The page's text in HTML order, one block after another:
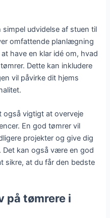
udvidelse af stuen til
omfattende planlægning
have en klar idé om, hvad
Dette kan inkludere
vil påvirke dit hjems
også vigtigt at overveje
En god tømrer vil
projekter og give dig
Det kan også være en god
sikre, at du får den bedste
på tømrere i